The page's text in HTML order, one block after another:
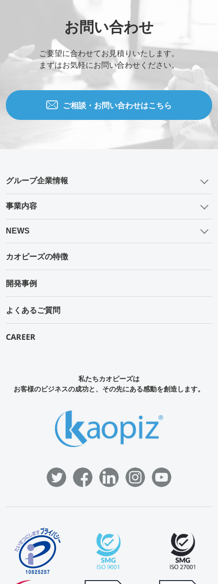
お問い合わせ
ご要望に合わせてお見積りいたします。
まずはお気軽にお問い合わせください。
ご相談・お問い合わせはこちら
グループ企業情報
事業内容
NEWS
カオピーズの特徴
開発事例
よくあるご質問
CAREER
私たちカオピーズは
お客様のビジネスの成功と、その先にある感動を創造します。